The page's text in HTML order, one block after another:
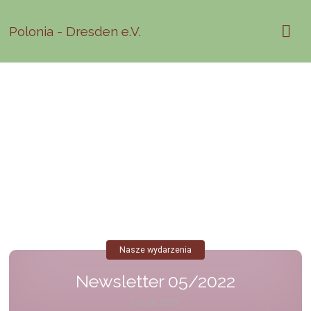
Polonia - Dresden e.V.
Newsletter 05/2022
Nasze wydarzenia